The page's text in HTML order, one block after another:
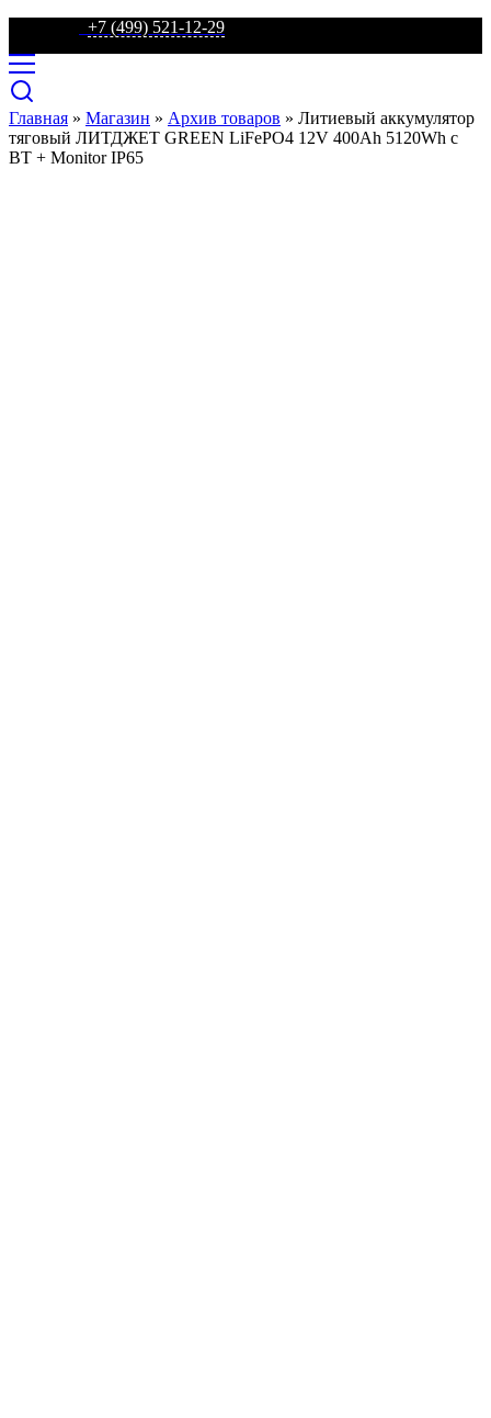
+7 (499) 521-12-29
Главная » Магазин » Архив товаров » Литиевый аккумулятор
тяговый ЛИТДЖЕТ GREEN LiFePO4 12V 400Ah 5120Wh с
BT + Monitor IP65